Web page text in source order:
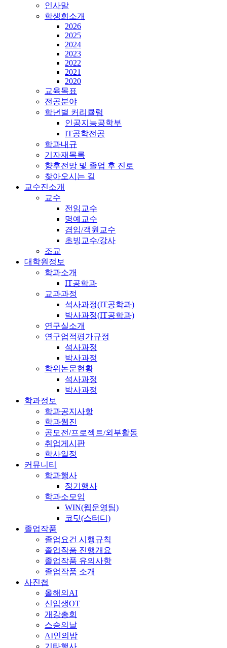
인사말
학생회소개
2026
2025
2024
2023
2022
2021
2020
교육목표
전공분야
학년별 커리큘럼
인공지능공학부
IT공학전공
학과내규
기자재목록
향후전망 및 졸업 후 진로
찾아오시는 길
교수진소개
교수
전임교수
명예교수
겸임/객원교수
초빙교수/강사
조교
대학원정보
학과소개
IT공학과
교과과정
석사과정(IT공학과)
박사과정(IT공학과)
연구실소개
연구업적평가규정
석사과정
박사과정
학위논문현황
석사과정
박사과정
학과정보
학과공지사항
학과웹진
공모전/프로젝트/외부활동
취업게시판
학사일정
커뮤니티
학과행사
정기행사
학과소모임
WIN(웹운영팀)
코딧(스터디)
졸업작품
졸업요건 시행규칙
졸업작품 진행개요
졸업작품 유의사항
졸업작품 소개
사진첩
올해의AI
신입생OT
개강총회
스승의날
AI인의밤
기타행사